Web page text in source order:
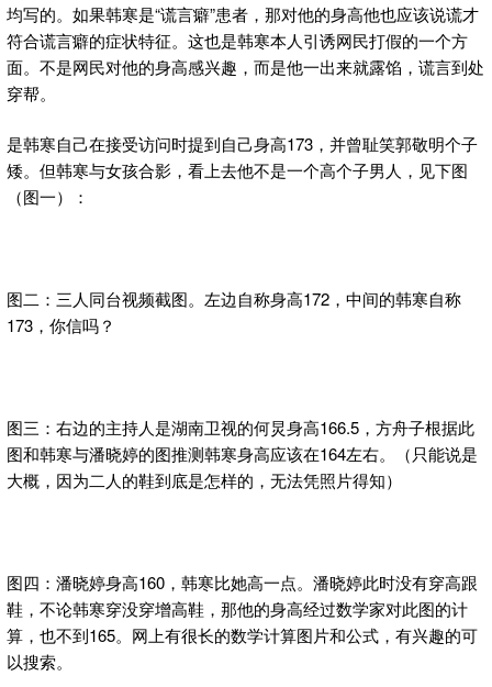
均写的。如果韩寒是“谎言癖”患者，那对他的身高他也应该说谎才
符合谎言癖的症状特征。这也是韩寒本人引诱网民打假的一个方
面。不是网民对他的身高感兴趣，而是他一出来就露馅，谎言到处
穿帮。
是韩寒自己在接受访问时提到自己身高173，并曾耻笑郭敬明个子
矮。但韩寒与女孩合影，看上去他不是一个高个子男人，见下图
（图一）：
图二：三人同台视频截图。左边自称身高172，中间的韩寒自称
173，你信吗？
图三：右边的主持人是湖南卫视的何炅身高166.5，方舟子根据此
图和韩寒与潘晓婷的图推测韩寒身高应该在164左右。（只能说是
大概，因为二人的鞋到底是怎样的，无法凭照片得知）
图四：潘晓婷身高160，韩寒比她高一点。潘晓婷此时没有穿高跟
鞋，不论韩寒穿没穿增高鞋，那他的身高经过数学家对此图的计
算，也不到165。网上有很长的数学计算图片和公式，有兴趣的可
以搜索。